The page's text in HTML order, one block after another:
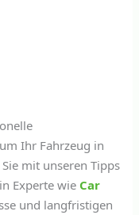
Ihr Fahrzeug in
mit unseren Tipps
Experte wie Car
und langfristigen